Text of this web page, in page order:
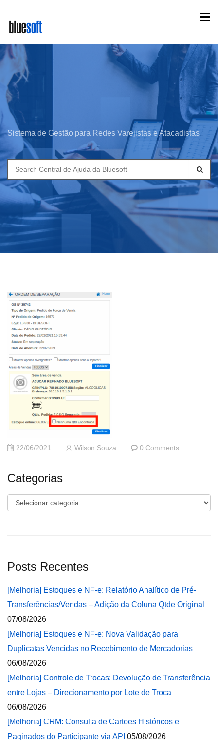
main
content
Sistema de Gestão para Redes Varejistas e Atacadistas
Search
for:
22/06/2021 Wilson Souza 0 Comments
Categorias
Categorias
Posts Recentes
[Melhoria] Estoques e NF-e: Relatório Analítico de Pré-
Transferências/Vendas – Adição da Coluna Qtde Original
07/08/2026
[Melhoria] Estoques e NF-e: Nova Validação para
Duplicatas Vencidas no Recebimento de Mercadorias
06/08/2026
[Melhoria] Controle de Trocas: Devolução de Transferência
entre Lojas – Direcionamento por Lote de Troca
06/08/2026
[Melhoria] CRM: Consulta de Cartões Históricos e
Paginados do Participante via API 05/08/2026